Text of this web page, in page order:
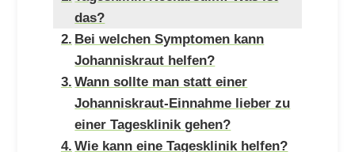
das?
Bei welchen Symptomen kann
Johanniskraut helfen?
Wann sollte man statt einer
Johanniskraut-Einnahme lieber zu
einer Tagesklinik gehen?
Wie kann eine Tagesklinik helfen?